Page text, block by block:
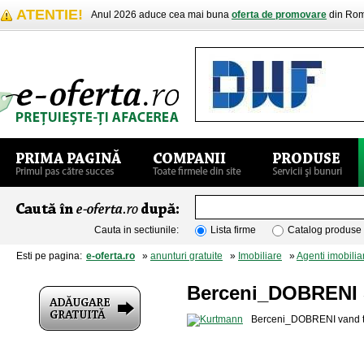
ATENTIE! Anul 2026 aduce cea mai buna oferta de promovare din
Cauta in sectiunile: Lista firme Catalog produse
Esti pe pagina: e-oferta.ro » anunturi gratuite » Imobiliare »Agenti
Berceni_DOBRENI
Berceni_DOBRENI